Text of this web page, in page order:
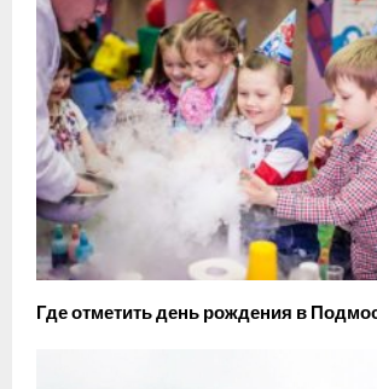
Где отметить день рождения в